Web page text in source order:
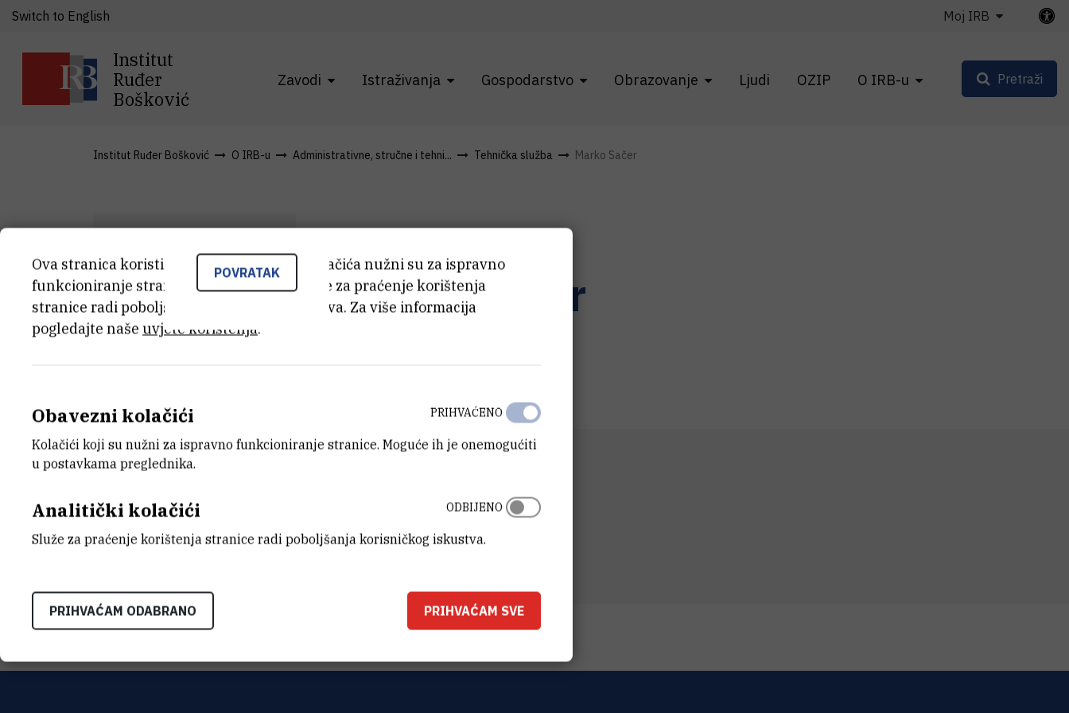
Institut
Ruđer
Bošković
Zavodi Istraživanja Gospodarstvo Obrazovanje Ljudi OZIP O IRB-u
Switch to English Moj IRB
Pretraži
Institut Ruđer Bošković O IRB-u Administrativne, stručne i tehni... Tehnička služba Marko Sačer
MS MarkoSačer
E-MAIL
Bijenička 54
POVRATAK
Ova stranica koristi kolačiće. Neki od tih kolačića nužni su za ispravno
funkcioniranje stranice, dok se drugi koriste za praćenje korištenja
stranice radi poboljšanja korisničkog iskustva. Za više informacija
pogledajte naše uvjete korištenja.
Obavezni kolačići
Kolačići koji su nužni za ispravno funkcioniranje stranice. Moguće ih je onemogućiti
u postavkama preglednika.
PRIHVAĆENO
Analitički kolačići
Služe za praćenje korištenja stranice radi poboljšanja korisničkog iskustva.
ODBIJENO
PRIHVAĆAM ODABRANO PRIHVAĆAM SVE